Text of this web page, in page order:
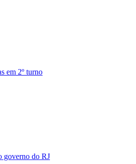
em 2º turno
governo do RJ